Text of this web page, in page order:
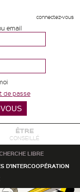
connectez-vous
email
de passe
ÊTRE
CONSEILLÉ
LIBRE
D'INTERCOOPÉRATION